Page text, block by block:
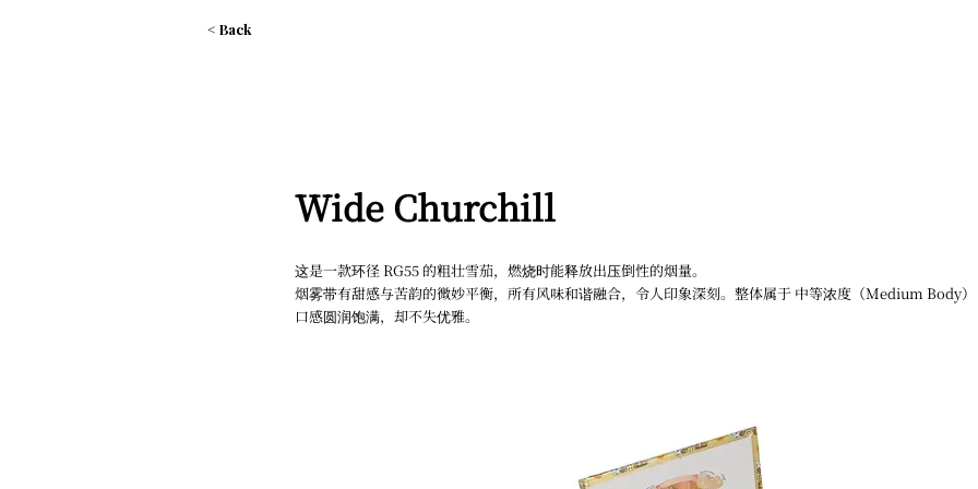
< Back
Wide Churchill
这是一款环径 RG55 的粗壮雪茄，燃烧时能释放出压倒性的烟量。
烟雾带有甜感与苦韵的微妙平衡，所有风味和谐融合，令人印象深刻。整体属于 中等浓度（Medium Body
口感圆润饱满，却不失优雅。